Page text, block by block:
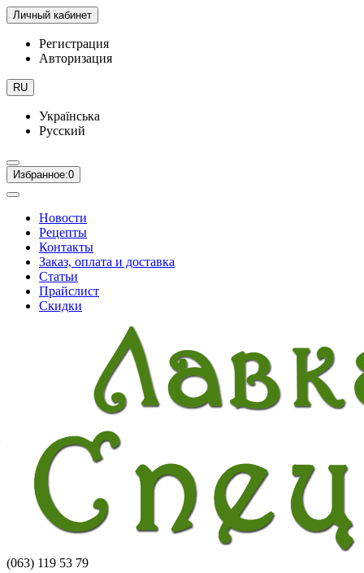
Личный кабинет
Регистрация
Авторизация
RU
Українська
Русский
Избранное:0
Новости
Рецепты
Контакты
Заказ, оплата и доставка
Статьи
Прайслист
Скидки
(063) 119 53 79